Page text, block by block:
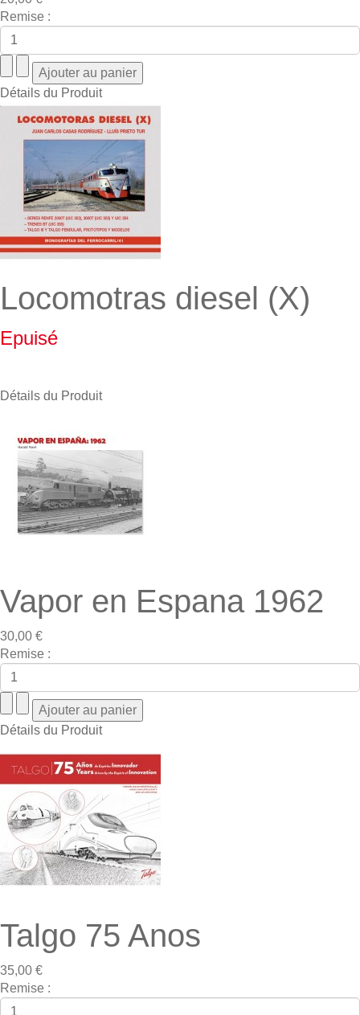
Remise :
Détails du Produit
Locomotras diesel (X)
Epuisé
Détails du Produit
Vapor en Espana 1962
30,00 €
Remise :
Détails du Produit
Talgo 75 Anos
35,00 €
Remise :